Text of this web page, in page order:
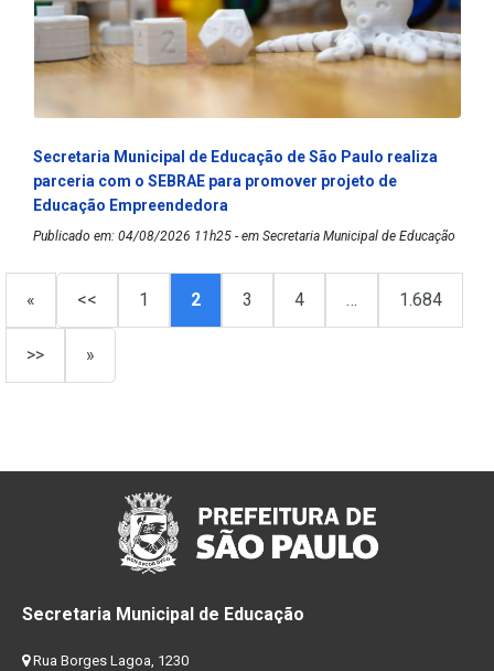
Secretaria Municipal de Educação de São Paulo realiza
parceria com o SEBRAE para promover projeto de
Educação Empreendedora
Publicado em: 04/08/2026 11h25 - em Secretaria Municipal de Educação
« << 1 2 3 4 … 1.684
>> »
Secretaria Municipal de Educação
Rua Borges Lagoa, 1230